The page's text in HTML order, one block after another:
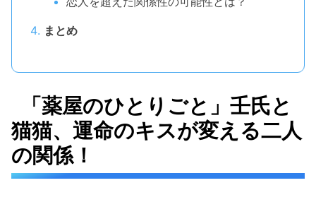
まとめ
「薬屋のひとりごと」壬氏と
猫猫、運命のキスが変える二人
の関係！